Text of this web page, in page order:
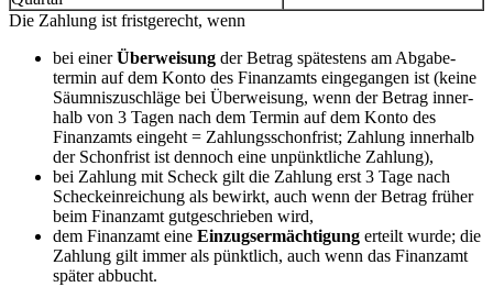
Die Zahlung ist frist­ge­recht, wenn
bei einerÜberwei­sung der Betrag spätes­tens am Abgabe­
termin auf dem Konto des Finanz­amts einge­gangen ist (keine
Säumnis­zu­schläge bei Überwei­sung, wenn der Betrag inner­
halb von 3 Tagen nach dem Termin auf dem Konto des
Finanz­amts eingeht = Zahlungs­schon­frist; Zahlung inner­halb
der Schon­frist ist dennoch eine unpünkt­liche Zahlung),
bei Zahlung mit Scheck gilt die Zahlung erst 3 Tage nach
Scheck­ein­rei­chung als bewirkt, auch wenn der Betrag früher
beim Finanzamt gutge­schrieben wird,
dem Finanzamt eine Einzugs­er­mäch­ti­gung erteilt wurde; die
Zahlung gilt immer als pünkt­lich, auch wenn das Finanzamt
später abbucht.